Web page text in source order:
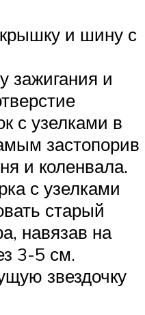
и шину с
зажигания и
с узелками в
застопорив
и коленвала.
с узелками
старый
навязав на
3-5 см.
звездочку